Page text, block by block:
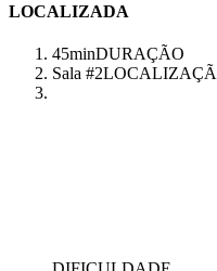
LOCALIZADA
45minDURAÇÃO
Sala #2